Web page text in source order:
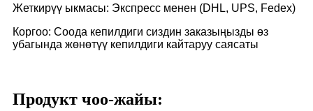
Жеткирүү ыкмасы: Экспресс менен (DHL, UPS, Fedex)
Коргоо: Соода кепилдиги сиздин заказыңызды өз
убагында жөнөтүү кепилдиги кайтаруу саясаты
Продукт чоо-жайы: